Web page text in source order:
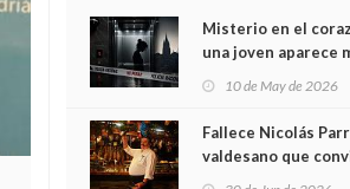
Misterio en el
una joven aparece
cámaras captan
minutos
10 de May de 2026
Fallece Nicolás
valdesano que